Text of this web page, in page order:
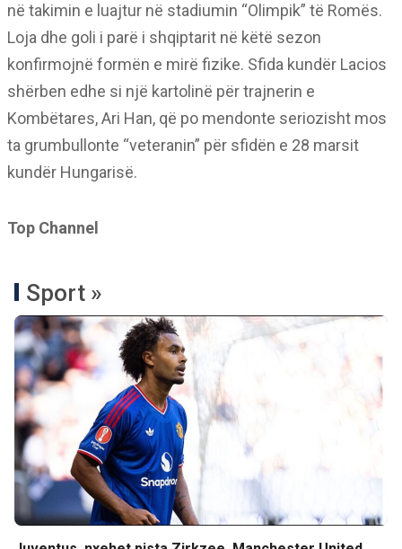
në takimin e luajtur në stadiumin “Olimpik” të Romës.
Loja dhe goli i parë i shqiptarit në këtë sezon
konfirmojnë formën e mirë fizike. Sfida kundër Lacios
shërben edhe si një kartolinë për trajnerin e
Kombëtares, Ari Han, që po mendonte seriozisht mos
ta grumbullonte “veteranin” për sfidën e 28 marsit
kundër Hungarisë.
Top Channel
Sport »